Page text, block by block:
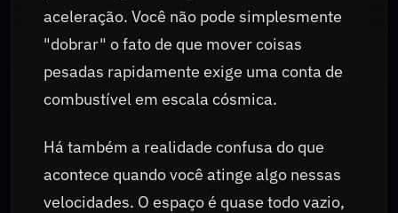
aceleração. Você não pode simplesmente
"dobrar" o fato de que mover coisas
pesadas rapidamente exige uma conta de
combustível em escala cósmica.
Há também a realidade confusa do que
acontece quando você atinge algo nessas
velocidades. O espaço é quase todo vazio,